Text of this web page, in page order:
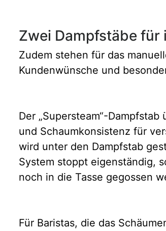
Zwei Dampfstäbe
Zudem stehen für das
Kundenwünsche und
Der „Supersteam“-
und Schaumkonsistenz für
wird unter den Dampfstab
System stoppt eigenständig,
noch in die Tasse gegossen
Für Baristas, die das